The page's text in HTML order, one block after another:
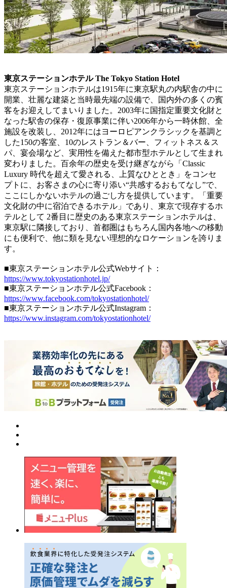
東京ステーションホテル The Tokyo Station Hotel
東京ステーションホテルは1915年に東京駅丸の内駅舎の中に
開業、壮麗な建築と当時最先端の設備で、国内外の多くの賓
客をお迎えしてまいりました。2003年に国指定重要文化財と
なった駅舎の保存・復原事業に伴い2006年から一時休館、全
施設を改装し、2012年にはヨーロピアンクラシックを基調と
した150の客室、10のレストラン＆バー、フィットネス＆ス
パ、宴会場など、実用性を備えた都市型ホテルとして生まれ
変わりました。百余年の歴史を受け継ぎながら「Classic
Luxury 時代を超えて愛される、上質なひととき」をコンセ
プトに、お客さまの心に寄り添い“共感するおもてなし”で、
ここにしかないホテルの過ごし方を提供しています。「重要
文化財の中に宿泊できるホテル」であり、東京で現存するホ
テルとして 2番目に歴史のある東京ステーションホテルは、
東京駅に隣接しており、首都圏はもちろん国内各地への移動
にも便利で、他に類を見ない理想的なロケーションを誇りま
す。
■東京ステーションホテル公式Webサイト：
https://www.tokyostationhotel.jp/
■東京ステーションホテル公式Facebook：
https://www.facebook.com/tokyostationhotel/
■東京ステーションホテル公式Instagram：
https://www.instagram.com/tokyostationhotel/